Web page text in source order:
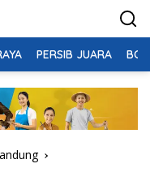
PERSIB JUARA